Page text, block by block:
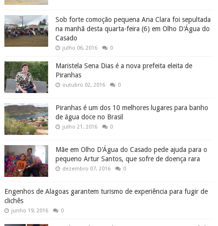
Sob forte comoção pequena Ana Clara foi sepultada
na manhã desta quarta-feira (6) em Olho D'Água do
Casado
julho 06, 2016 0
Maristela Sena Dias é a nova prefeita eleita de
Piranhas
outubro 02, 2016 0
Piranhas é um dos 10 melhores lugares para banho
de água doce no Brasil
julho 21, 2016 0
Mãe em Olho D'Água do Casado pede ajuda para o
pequeno Artur Santos, que sofre de doença rara
dezembro 07, 2016 0
Engenhos de Alagoas garantem turismo de experiência para fugir de
clichês
junho 19, 2016 0